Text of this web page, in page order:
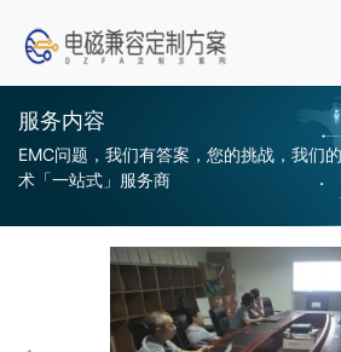
服务内容
EMC问题，我们有答案，您的挑战，我们
术「一站式」服务商